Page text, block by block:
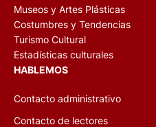
Museos y Artes Plásticas
Costumbres y Tendencias
Turismo Cultural
Estadísticas culturales
HABLEMOS
Contacto administrativo
Contacto de lectores